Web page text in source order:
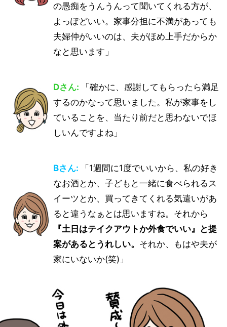
の愚痴をうんうんって聞いてくれる方が、
よっぽどいい。家事分担に不満があっても
夫婦仲がいいのは、夫がほめ上手だからか
なと思います」
Dさん:
「確かに、感謝してもらったら満足
するのかなって思いました。私が家事をし
ていることを、当たり前だと思わないでほ
しいんですよね」
Bさん:
「1週間に1度でいいから、私の好き
なお酒とか、子どもと一緒に食べられるス
イーツとか、買ってきてくれる気遣いがあ
ると違うなぁとは思いますね。それから
『土日はテイクアウトか外食でいい』と提
案があるとうれしい。 それか、もはや夫が
家にいないか(笑)」